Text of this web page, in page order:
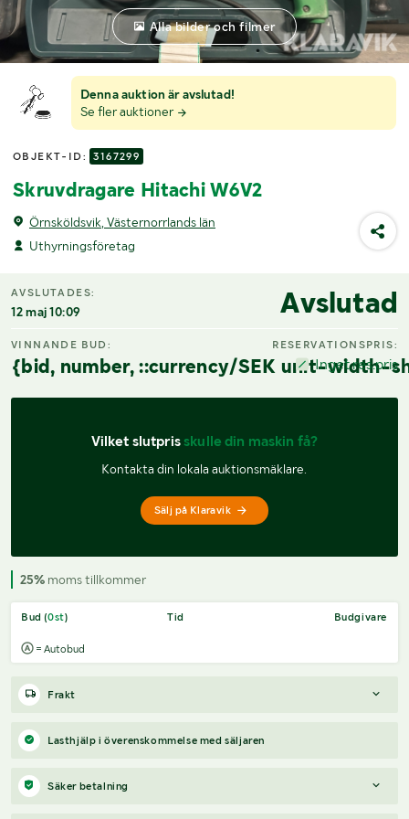
Denna auktion är avslutad!
Se fler auktioner
OBJEKT-ID: 3167299
Skruvdragare Hitachi W6V2
Örnsköldsvik, Västernorrlands län
Uthyrningsföretag
Alla bilder och filmer
AVSLUTADES:
12 maj 10:09 Avslutad
VINNANDE BUD:
{bid, number, ::currency/SEK unit-width-
RESERVATIONSPRIS:
Inget res.pris
Vilket slutpris skulle din maskin få?
Kontakta din lokala auktionsmäklare.
Sälj på Klaravik
25% moms tillkommer
Bud (0st) Tid Budgivare
= Autobud
Frakt
Boka frakt?Det finns ingen specifik information om frakt för
just det här objektet, men om du skickar oss en förfrågan via
vårt
Lasthjälp i överenskommelse med säljaren
Säker betalning